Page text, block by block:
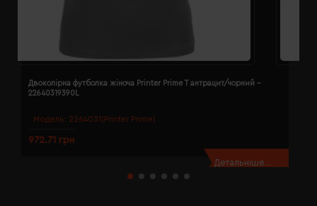
Модель: 2264031(Printer Prime)
Двоколірна футболка жіноча Printer Prime T антрацит/чорний -
22640319390L
972.71 грн
Детальніше...